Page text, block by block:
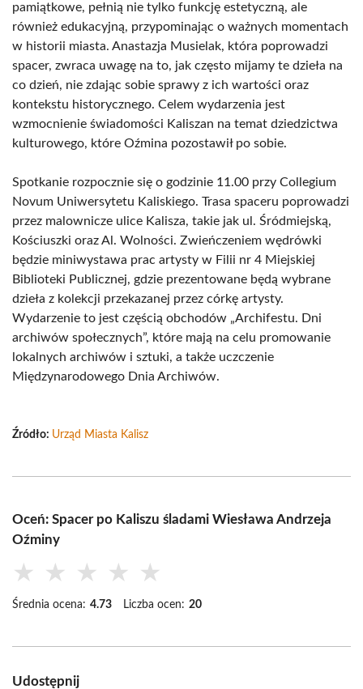
pamiątkowe, pełnią nie tylko funkcję estetyczną, ale
również edukacyjną, przypominając o ważnych momentach
w historii miasta. Anastazja Musielak, która poprowadzi
spacer, zwraca uwagę na to, jak często mijamy te dzieła na
co dzień, nie zdając sobie sprawy z ich wartości oraz
kontekstu historycznego. Celem wydarzenia jest
wzmocnienie świadomości Kaliszan na temat dziedzictwa
kulturowego, które Oźmina pozostawił po sobie.
Spotkanie rozpocznie się o godzinie 11.00 przy Collegium
Novum Uniwersytetu Kaliskiego. Trasa spaceru poprowadzi
przez malownicze ulice Kalisza, takie jak ul. Śródmiejską,
Kościuszki oraz Al. Wolności. Zwieńczeniem wędrówki
będzie miniwystawa prac artysty w Filii nr 4 Miejskiej
Biblioteki Publicznej, gdzie prezentowane będą wybrane
dzieła z kolekcji przekazanej przez córkę artysty.
Wydarzenie to jest częścią obchodów „Archifestu. Dni
archiwów społecznych”, które mają na celu promowanie
lokalnych archiwów i sztuki, a także uczczenie
Międzynarodowego Dnia Archiwów.
Źródło: Urząd Miasta Kalisz
Oceń: Spacer po Kaliszu śladami Wiesława Andrzeja
Oźminy
★ ★ ★ ★ ★
Średnia ocena: 4.73 Liczba ocen: 20
Udostępnij